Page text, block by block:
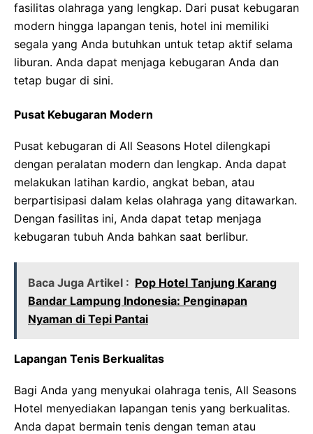
fasilitas olahraga yang lengkap. Dari pusat kebugaran
modern hingga lapangan tenis, hotel ini memiliki
segala yang Anda butuhkan untuk tetap aktif selama
liburan. Anda dapat menjaga kebugaran Anda dan
tetap bugar di sini.
Pusat Kebugaran Modern
Pusat kebugaran di All Seasons Hotel dilengkapi
dengan peralatan modern dan lengkap. Anda dapat
melakukan latihan kardio, angkat beban, atau
berpartisipasi dalam kelas olahraga yang ditawarkan.
Dengan fasilitas ini, Anda dapat tetap menjaga
kebugaran tubuh Anda bahkan saat berlibur.
Baca Juga Artikel : Pop Hotel Tanjung Karang
Bandar Lampung Indonesia: Penginapan
Nyaman di Tepi Pantai
Lapangan Tenis Berkualitas
Bagi Anda yang menyukai olahraga tenis, All Seasons
Hotel menyediakan lapangan tenis yang berkualitas.
Anda dapat bermain tenis dengan teman atau